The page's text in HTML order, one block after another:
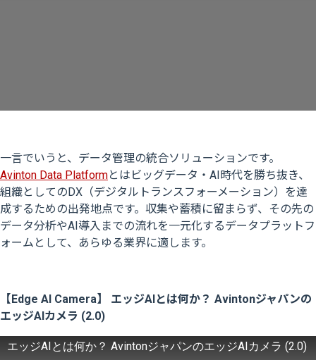
一言でいうと、データ管理の統合ソリューションです。
Avinton Data Platformとはビッグデータ・AI時代を勝ち抜き、
組織としてのDX（デジタルトランスフォーメーション）を達
成するための出発地点です。収集や蓄積に留まらず、その先の
データ分析やAI導入までの流れを一元化するデータプラットフ
ォームとして、あらゆる業界に適します。
【Edge AI Camera】 エッジAIとは何か？ Avintonジャパンの
エッジAIカメラ (2.0)
エッジAIとは何か？ AvintonジャパンのエッジAIカメラ (2.0)